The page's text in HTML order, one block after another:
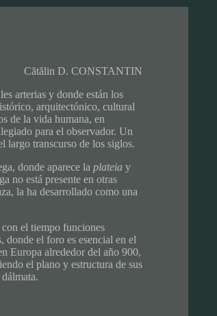
Cătălin D. CONSTANTIN
arterias y donde están los
arquitectónico, cultural
de la vida humana, en
para el observador. Un
largo transcurso de los siglos.
donde aparece la plateiay
no está presente en otras
la ha desarrollado como una
el tiempo funciones
donde el foro es esencial en el
Europa alrededor del año 900,
el plano y estructura de sus